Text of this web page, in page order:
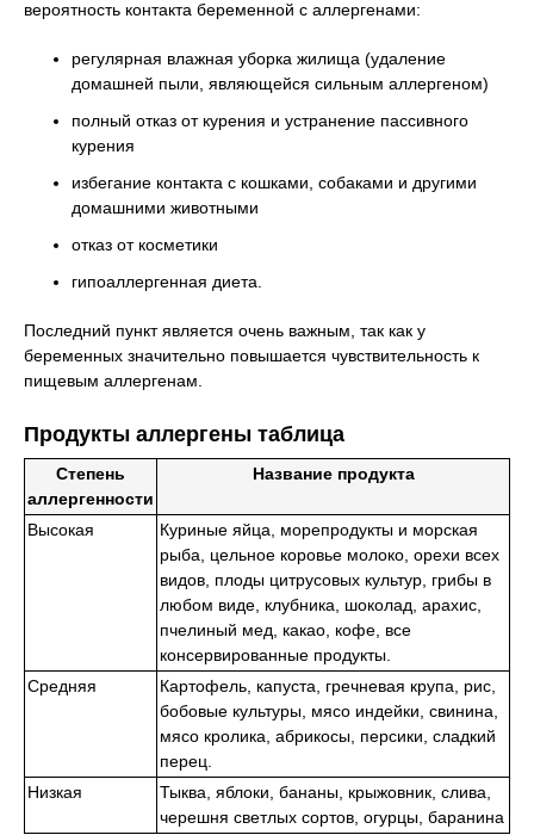
вероятность контакта беременной с аллергенами:
регулярная влажная уборка жилища (удаление
домашней пыли, являющейся сильным аллергеном)
полный отказ от курения и устранение пассивного
курения
избегание контакта с кошками, собаками и другими
домашними животными
отказ от косметики
гипоаллергенная диета.
Последний пункт является очень важным, так как у
беременных значительно повышается чувствительность к
пищевым аллергенам.
Продукты аллергены таблица
Степень
аллергенности
Название продукта
Высокая
Куриные яйца, морепродукты и морская
рыба, цельное коровье молоко, орехи всех
видов, плоды цитрусовых культур, грибы в
любом виде, клубника, шоколад, арахис,
пчелиный мед, какао, кофе, все
консервированные продукты.
Средняя
Картофель, капуста, гречневая крупа, рис,
бобовые культуры, мясо индейки, свинина,
мясо кролика, абрикосы, персики, сладкий
перец.
Низкая
Тыква, яблоки, бананы, крыжовник, слива,
черешня светлых сортов, огурцы, баранина